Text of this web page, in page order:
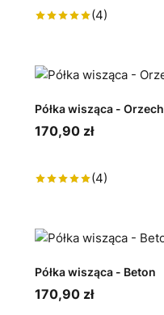
(4)
Półka wisząca - Orzech
170,90 zł
(4)
Półka wisząca - Beton
170,90 zł